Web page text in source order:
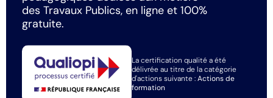
des Travaux Publics, en ligne et 100%
gratuite.
La certification qualité a été
délivrée au titre de la catégorie
d'actions suivante :Actions de
formation